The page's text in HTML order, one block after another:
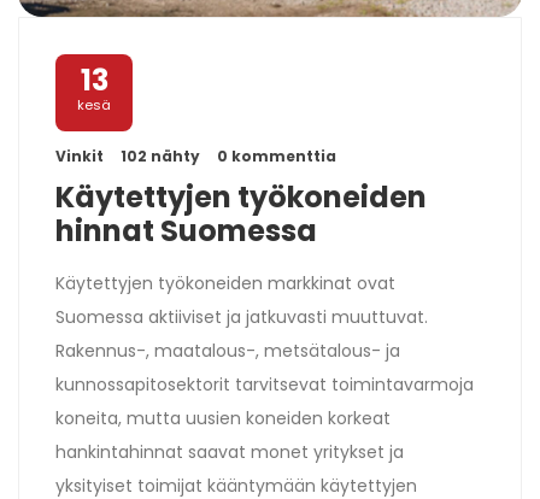
13
kesä
Vinkit 102 nähty 0 kommenttia
Käytettyjen työkoneiden
hinnat Suomessa
Käytettyjen työkoneiden markkinat ovat
Suomessa aktiiviset ja jatkuvasti muuttuvat.
Rakennus-, maatalous-, metsätalous- ja
kunnossapitosektorit tarvitsevat toimintavarmoja
koneita, mutta uusien koneiden korkeat
hankintahinnat saavat monet yritykset ja
yksityiset toimijat kääntymään käytettyjen